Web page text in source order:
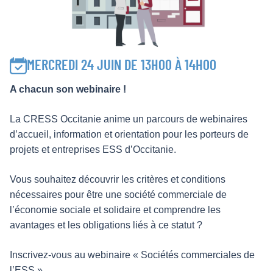
MERCREDI 24 JUIN DE 13H00 À 14H00
A chacun son webinaire !
La CRESS Occitanie anime un parcours de webinaires
d’accueil, information et orientation pour les porteurs de
projets et entreprises ESS d’Occitanie.
Vous souhaitez découvrir les critères et conditions
nécessaires pour être une société commerciale de
l’économie sociale et solidaire et comprendre les
avantages et les obligations liés à ce statut ?
Inscrivez-vous au webinaire « Sociétés commerciales de